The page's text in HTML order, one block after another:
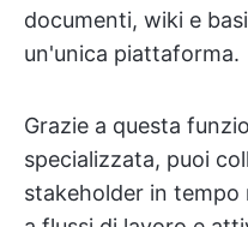
documenti, wiki e
un'unica piattaforma.
Grazie a questa
specializzata, puoi
stakeholder in tempo